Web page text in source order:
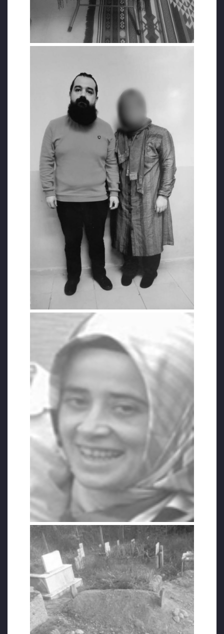
soruşturmaları kapsamında tutuklanan
Hasan Aksoy 10 yıl 1 ay 15 gün hapis
cezasına çarptırıldı. Karar 28 Ağustos 2019’da
İstinaf Mahkemesi tarafından onaylandı. 1
edilen Aksoy, “Ben 1 Eylül’de ihraç edildim. 4
Ekim’de aranmam başlamış, arama kararı
olmadan firari diye ihbar (24 Ağustos 2016)
edilmişim.” demişti.
Hasan Aksoy, 29 Temmuz 2019’da yaptığı 29
sayfadan oluşan ikinci savunmasında
hakkındaki ‘suçlama’lara ayrıntılarıyla cevap
verdi, tüm iddiaları çürüttü ve “Okulda
çalışmak, bankaya para yatırmak, havale, eft
yapmak, işkence altındaki tanık beyanları
nasıl terör örgütü üyeliğine mesnet edilir?
Daha bunları siz evrensel hukukun cari
olduğu hiçbir platformda, gerçek
mahkemelerde izah edememiş ve tarihin
utanç sayfalarına kazınmışken, bu şekilde
verilen kararlar paçavralar gibi dökülürken,
hadi diyelim kulları kandırdınız da ahirette
Allah’ı nasıl kandıracaksınız?” diye sordu.
KAYNAKÇA
https://boldmedya.com/2020/06/02/coluk-
cocugumun-olmesine-sebep-olanlar-
bartindaki-iskencecilerdir/
https://www.tr724.com/esini-ve-oglunu-
egede-kaybeden-khk-magduru-
ogretmeni-tutuklamak-istiyorlar/